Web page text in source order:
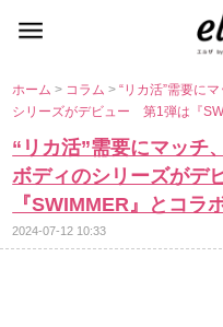
ホーム> コラム>“リカ活”需要に
シリーズがデビュー 第1弾は『
“リカ活”需要にマッチ
ボディのシリーズが
『SWIMMER』とコラ
2024-07-12 10:33